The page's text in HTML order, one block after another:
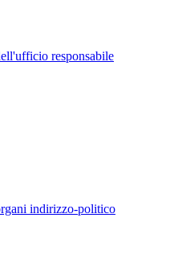
responsabile
indirizzo-politico